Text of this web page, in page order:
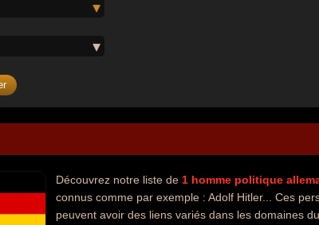
Découvrez notre liste de 1 homme politique
connus comme par exemple : Adolf Hitler... Ces
peuvent avoir des liens variés dans les domaines